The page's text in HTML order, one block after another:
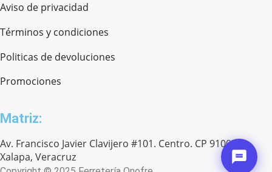
Aviso de privacidad
Términos y condiciones
Politicas de devoluciones
Promociones
Matriz:
Av. Francisco Javier Clavijero #101. Centro. CP 91000.
Xalapa, Veracruz